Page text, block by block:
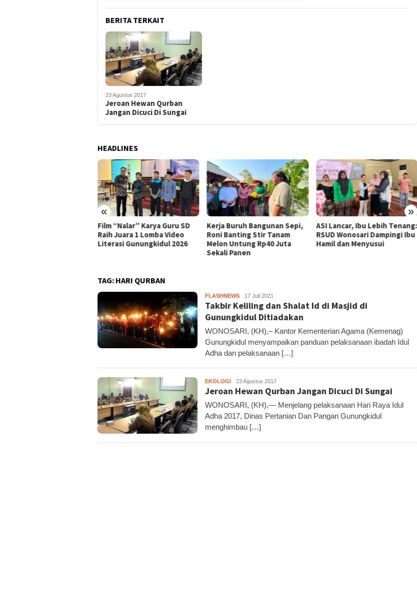
BERITA TERKAIT
23 Agustus 2017
Jeroan Hewan Qurban
Jangan Dicuci Di Sungai
HEADLINES
« »
Kerja Buruh Bangunan Sepi,
Roni Banting Stir Tanam
Melon Untung Rp40 Juta
ASI Lancar, Ibu Lebih Tenang:
RSUD Wonosari Dampingi Ibu
Hamil dan Menyusui
Dompet Dhuafa Salurkan 150
Ribu Liter Air Bersih ke
Pelosok Gunungkidul
TAG: HARI QURBAN
FLASHNEWS Kandar
17 Juli 2021
Takbir Keliling dan Shalat Id di Masjid di
Gunungkidul Ditiadakan
WONOSARI, (KH),– Kantor Kementerian Agama (Kemenag)
Gunungkidul menyampaikan panduan pelaksanaan ibadah Idul
Adha dan pelaksanaan […]
EKOLOGI Kandar
23 Agustus 2017
Jeroan Hewan Qurban Jangan Dicuci Di Sungai
WONOSARI, (KH),— Menjelang pelaksanaan Hari Raya Idul
Adha 2017, Dinas Pertanian Dan Pangan Gunungkidul
menghimbau […]